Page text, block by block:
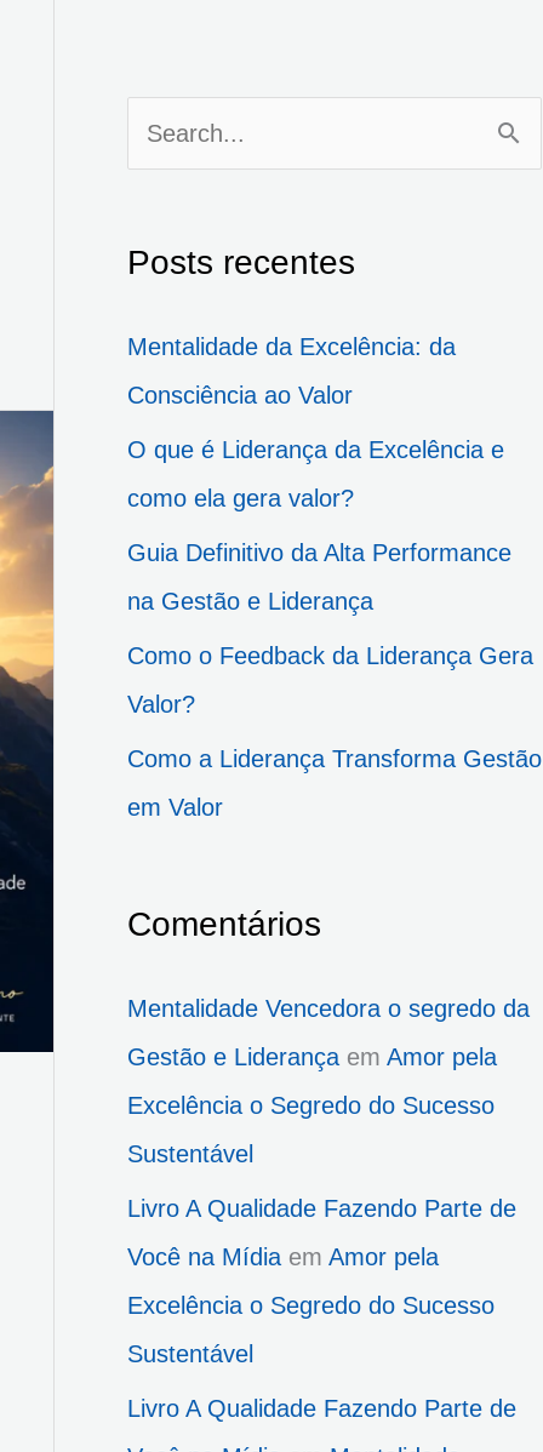
u
i
Posts recentes
Mentalidade da Excelência: da
Consciência ao Valor
O que é Liderança da Excelência e
como ela gera valor?
Guia Definitivo da Alta Performance
na Gestão e Liderança
Como o Feedback da Liderança Gera
Valor?
Como a Liderança Transforma Gestão
em Valor
Comentários
Mentalidade Vencedora o segredo da
Gestão e Liderançaem Amor pela
Excelência o Segredo do Sucesso
Sustentável
Livro A Qualidade Fazendo Parte de
Você na Mídiaem Amor pela
Excelência o Segredo do Sucesso
Sustentável
Livro A Qualidade Fazendo Parte de